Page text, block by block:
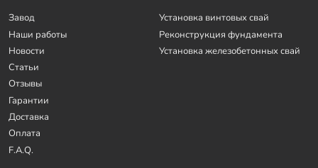
Завод
Наши работы
Новости
Статьи
Отзывы
Гарантии
Доставка
Оплата
F.A.Q.
Установка винтовых свай
Реконструкция фундамента
Установка железобетонных свай